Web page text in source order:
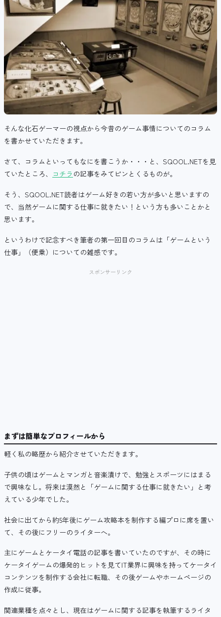
そんな化石ゲーマーの視点から今昔のゲーム事情についてのコラム
を書かせていただきます。
さて、コラムといってもなにを書こうか・・・と、SQOOL.NETを見
ていたところ、 コチラ の記事をみてピンとくるものが。
そう、SQOOL.NET読者はゲーム好きの若い方が多いと思いますの
で、当然ゲームに関する仕事に就きたい！という方も多いことかと
思います。
というわけで記念すべき筆者の第一回目のコラムは「ゲームという
仕事」（便乗）についての雑感です。
スポンサーリンク
まずは簡単なプロフィールから
軽く私の略歴から紹介させていただきます。
子供の頃はゲームとマンガと音楽漬けで、勉強とスポーツにはまる
で興味なし。将来は漠然と「ゲームに関する仕事に就きたい」と考
えている少年でした。
社会に出てから約5年後にゲーム攻略本を制作する編プロに席を置い
て、その後にフリーのライターへ。
主にゲームとケータイ電話の記事を書いていたのですが、その時に
ケータイゲームの爆発的ヒットを見てIT業界に興味を持ってケータイ
コンテンツを制作する会社に転職、その後ゲームやホームページの
作成に従事。
関連業種を点々とし、現在はゲームに関する記事を執筆するライタ